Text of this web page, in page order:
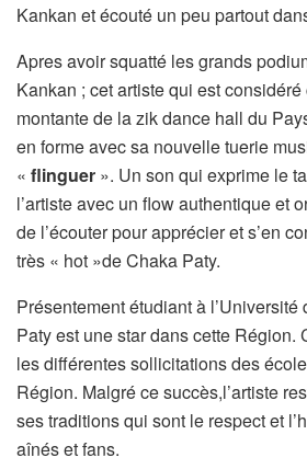
Kankan et écouté un peu partout
Apres avoir squatté les grands
Kankan ; cet artiste qui est considéré
montante de la zik dance hall du
en forme avec sa nouvelle tuerie
« flinguer ». Un son qui exprime le
l’artiste avec un flow authentique et
de l’écouter pour apprécier et s’en
très « hot »de Chaka Paty.
Présentement étudiant à
Paty est une star dans cette Région.
les différentes sollicitations des
Région. Malgré ce succès,l’artiste
ses traditions qui sont le respect et
aînés et fans.